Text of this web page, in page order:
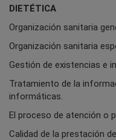
DIETÉTICA
Organización sanitaria
Organización sanitaria
Gestión de existencias e
Tratamiento de la
informáticas.
El proceso de atención o
Calidad de la prestación